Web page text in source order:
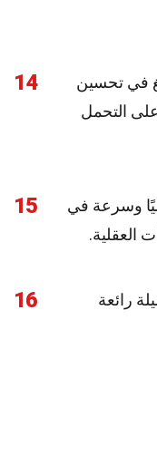
14
في تحسين
على التحمل
15
وسرعة في
العقلية.
16
رائعة